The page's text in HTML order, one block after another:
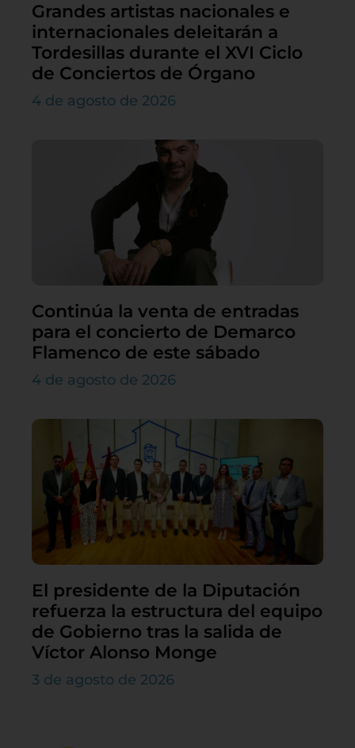
Grandes artistas nacionales e
internacionales deleitarán a
Tordesillas durante el XVI Ciclo
de Conciertos de Órgano
4 de agosto de 2026
Continúa la venta de entradas
para el concierto de Demarco
Flamenco de este sábado
4 de agosto de 2026
El presidente de la Diputación
refuerza la estructura del equipo
de Gobierno tras la salida de
Víctor Alonso Monge
3 de agosto de 2026